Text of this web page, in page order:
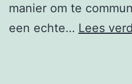
manier om te
een echte… Lees